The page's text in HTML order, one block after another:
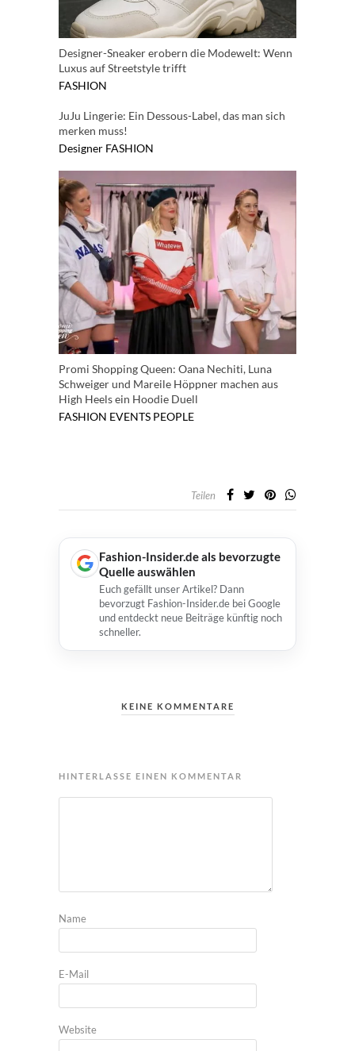
Designer-Sneaker erobern die Modewelt: Wenn
Luxus auf Streetstyle trifft
FASHION
JuJu Lingerie: Ein Dessous-Label, das man sich
merken muss!
Designer FASHION
Promi Shopping Queen: Oana Nechiti, Luna
Schweiger und Mareile Höppner machen aus
High Heels ein Hoodie Duell
FASHION EVENTS PEOPLE
Teilen
Fashion-Insider.de als bevorzugte
Quelle auswählen
Euch gefällt unser Artikel? Dann
bevorzugt Fashion-Insider.de bei Google
und entdeckt neue Beiträge künftig noch
schneller.
KEINE KOMMENTARE
HINTERLASSE EINEN KOMMENTAR
Name
E-Mail
Website